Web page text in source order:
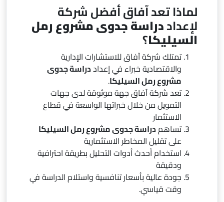
لماذا تعد آفاق أفضل شركة
لإعداددراسة جدوى مشروع رمل
السيليكا؟
تمتلك شركة آفاق للاستشارات الإدارية
والاقتصادية خبراء في إعداددراسة جدوى
مشروع رمل السيليكا.
تعد شركة آفاق جهة موثوقة لدى جهات
التمويل من خلال خبراتها الواسعة في قطاع
الاستثمار
تساهمدراسة جدوى مشروع رمل السيليكا
على تقليل المخاطر الاستثمارية
استخدام أحدث أدوات التحليل بطريقة احترافية
ودقيقة
جودة عالية بأسعار تنافسية واستلام الدراسة في
وقت قياسي.